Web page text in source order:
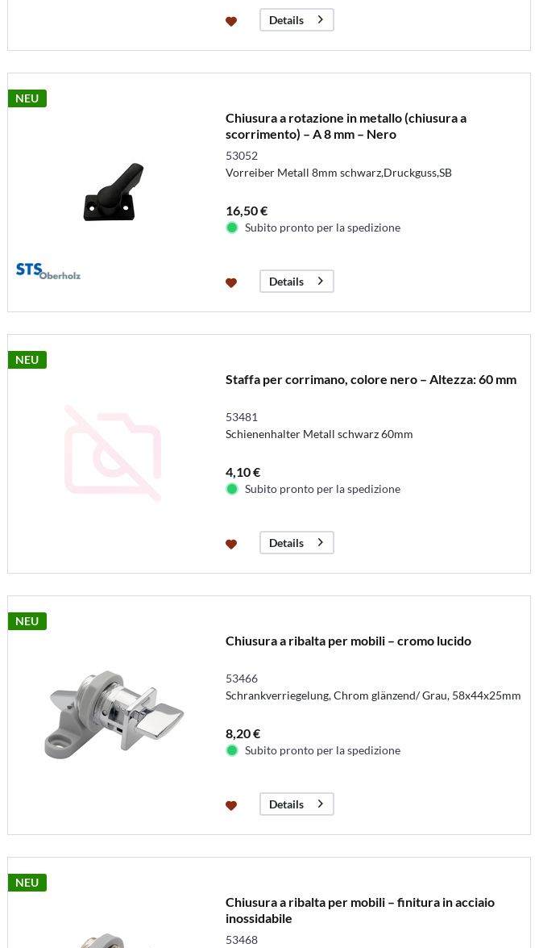
Details
NEU
Chiusura a rotazione in metallo (chiusura a
scorrimento) – A 8 mm – Nero
53052
Vorreiber Metall 8mm schwarz,Druckguss,SB
16,50 €
Subito pronto per la spedizione
Details
NEU
Staffa per corrimano, colore nero – Altezza: 60 mm
53481
Schienenhalter Metall schwarz 60mm
4,10 €
Subito pronto per la spedizione
Details
NEU
Chiusura a ribalta per mobili – cromo lucido
53466
Schrankverriegelung, Chrom glänzend/ Grau, 58x44x25mm
8,20 €
Subito pronto per la spedizione
Details
NEU
Chiusura a ribalta per mobili – finitura in acciaio
inossidabile
53468